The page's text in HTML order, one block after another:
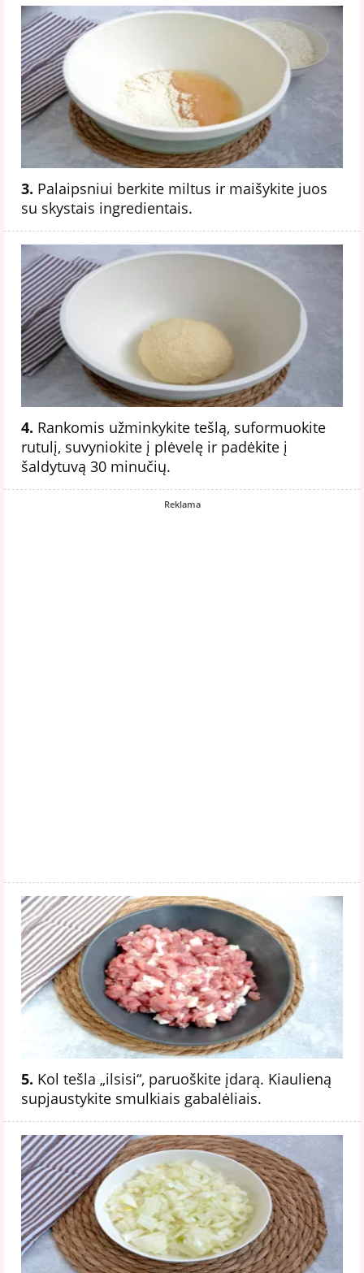
3. Palaipsniui berkite miltus ir maišykite juos
su skystais ingredientais.
4. Rankomis užminkykite tešlą, suformuokite
rutulį, suvyniokite į plėvelę ir padėkite į
šaldytuvą 30 minučių.
Reklama
5. Kol tešla „ilsisi“, paruoškite įdarą. Kiaulieną
supjaustykite smulkiais gabalėliais.